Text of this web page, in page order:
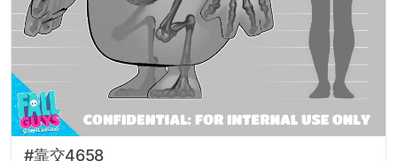
#靠交4658